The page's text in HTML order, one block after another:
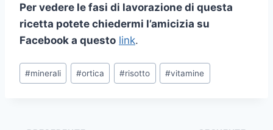
Per vedere le fasi di lavorazione di questa
ricetta potete chiedermi l’amicizia su
Facebook a questo link.
Tag
articolo:
#minerali #ortica #risotto #vitamine